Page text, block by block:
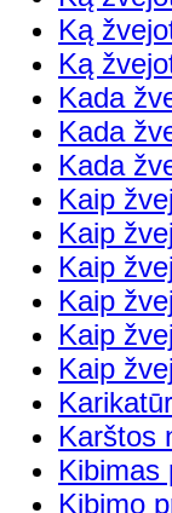
Ką
Ką
Kada
Kada
Kada
Kaip
Kaip
Kaip
Kaip
Kaip
Kaip
Karštos
Kibimas
Kibimo